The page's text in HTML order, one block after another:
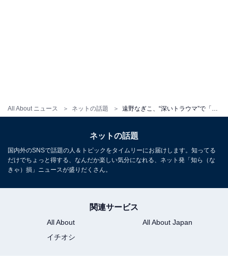
All About ニュース ネットの話題 遠野なぎこ、“深いトラウマ”で「身体もガタガタ」と告白するも一歩進む決意を「勇気を持って。頑張れ、ワタシ」
ネットの話題
国内外のSNSで話題の人＆トピックをタイムリーにお届けします。知ってる
だけでちょっと得する、なんだか楽しい気分になれる、ネット発「知ら（な
きゃ）損」ニュースが盛りだくさん。
関連サービス
All About
All About Japan
イチオシ